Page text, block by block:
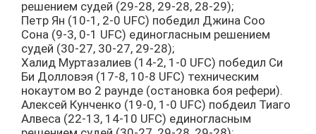
решением судей (29-28, 29-28, 28-29);
Петр Ян (10-1, 2-0 UFC) победил Джина Соо
Сона (9-3, 0-1 UFC) единогласным решением
судей (30-27, 30-27, 29-28);
Халид Муртазалиев (14-2, 1-0 UFC) победил Си
Би Долловэя (17-8, 10-8 UFC) техническим
нокаутом во 2 раунде (остановка боя рефери).
Алексей Кунченко (19-0, 1-0 UFC) побдеил Тиаго
Алвеса (22-13, 14-10 UFC) единогласным